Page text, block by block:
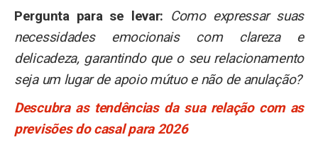
Pergunta para se levar: Como expressar suas
necessidades emocionais com clareza e
delicadeza, garantindo que o seu relacionamento
seja um lugar de apoio mútuo e não de anulação?
Descubra as tendências da sua relação com as
previsões do casal para 2026